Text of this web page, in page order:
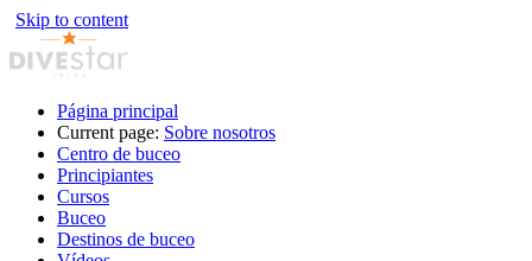
Skip to content
Página principal
Current page: Sobre nosotros
Centro de buceo
Principiantes
Cursos
Buceo
Destinos de buceo